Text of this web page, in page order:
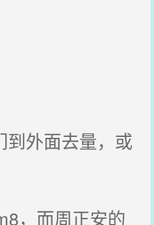
外面去量，或
，而周正安的